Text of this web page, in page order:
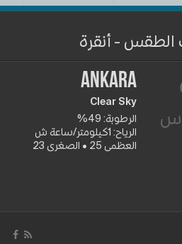
الطقس - أنقرة
س
Ankara
Clear Sky
الرطوبة: 49%
الرياح: 1كيلومتر/ساعة ش
العظمى 25 • الصغرى 23